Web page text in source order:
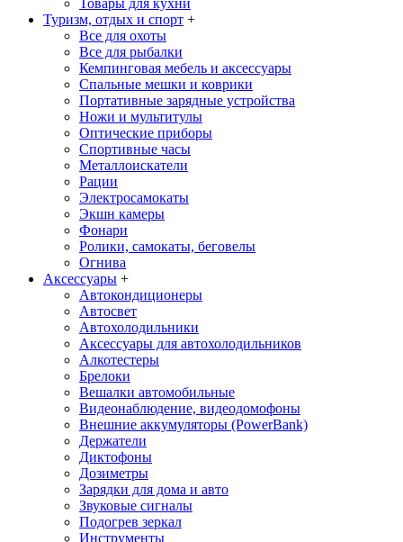
Туризм, отдых и спорт +
Все для охоты
Все для рыбалки
Кемпинговая мебель и аксессуары
Спальные мешки и коврики
Портативные зарядные устройства
Ножи и мультитулы
Оптические приборы
Спортивные часы
Металлоискатели
Рации
Электросамокаты
Экшн камеры
Фонари
Ролики, самокаты, беговелы
Огнива
Аксессуары +
Автокондиционеры
Aвтосвет
Автохолодильники
Аксессуары для автохолодильников
Алкотестеры
Брелоки
Вешалки автомобильные
Видеонаблюдение, видеодомофоны
Внешние аккумуляторы (PowerBank)
Держатели
Диктофоны
Дозиметры
Зарядки для дома и авто
Звуковые сигналы
Подогрев зеркал
Инструменты